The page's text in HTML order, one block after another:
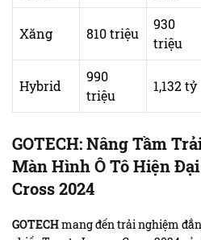
Xăng 810 triệu
930
triệu
Hybrid
990
triệu
1,132 tỷ
GOTECH: Nâng Tầm
Màn Hình Ô Tô Hiện
Cross 2024
GOTECHmang đến trải nghiệm